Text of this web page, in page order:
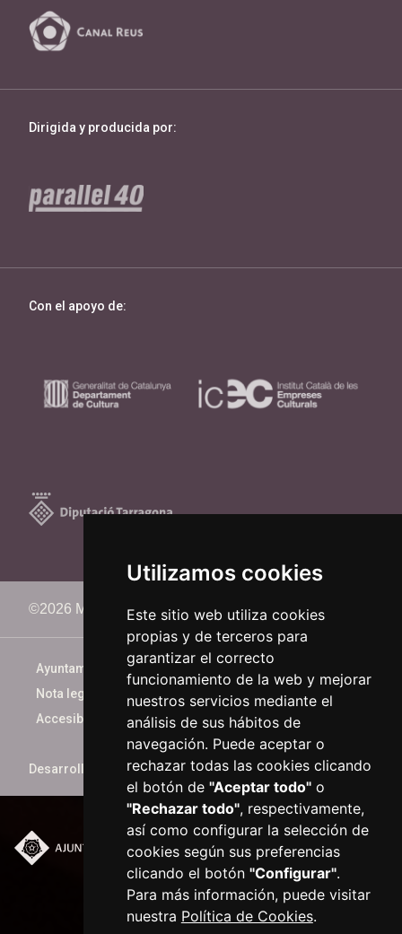
Utilizamos cookies
Este sitio web utiliza cookies
propias y de terceros para
garantizar el correcto
funcionamiento de la web y mejorar
nuestros servicios mediante el
análisis de sus hábitos de
navegación. Puede aceptar o
rechazar todas las cookies clicando
el botón de "Aceptar todo"o
"Rechazar todo", respectivamente,
así como configurar la selección de
cookies según sus preferencias
clicando el botón "Configurar".
Para más información, puede visitar
nuestra Política de Cookies.
Dirigida y producida por:
Con el apoyo de:
©2026 Memorimage Festival
Ayuntamiento de Reus
Nota legal
Accesibilidad
Desarrollado porxarop.com
Plaça del Mercadal ·
43201 Reus
977 010 010
ajuntament@reus.cat